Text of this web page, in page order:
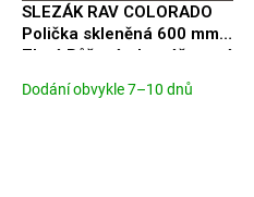
SLEZÁK RAV COLORADO
Polička skleněná 600 mm,
Zlatá Růžová - kartáčovaná
Dodání obvykle 7–10 dnů